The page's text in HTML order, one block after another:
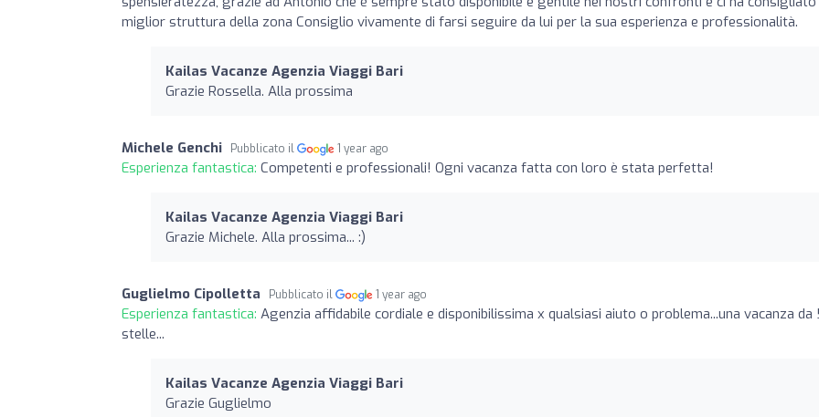
miglior struttura della zona Consiglio vivamente di farsi seguire da lui per la sua esperienza e professionalità.
Kailas Vacanze Agenzia Viaggi Bari
Grazie Rossella. Alla prossima
Michele Genchi Pubblicato il 1 year ago
Esperienza fantastica: Competenti e professionali! Ogni vacanza fatta con loro è stata perfetta!
Kailas Vacanze Agenzia Viaggi Bari
Grazie Michele. Alla prossima... :)
Guglielmo Cipolletta Pubblicato il 1 year ago
Esperienza fantastica: Agenzia affidabile cordiale e disponibilissima x qualsiasi aiuto o problema...una vacanza da
stelle...
Kailas Vacanze Agenzia Viaggi Bari
Grazie Guglielmo